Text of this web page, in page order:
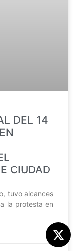
DEL 14
CIUDAD
tuvo alcances
la protesta en